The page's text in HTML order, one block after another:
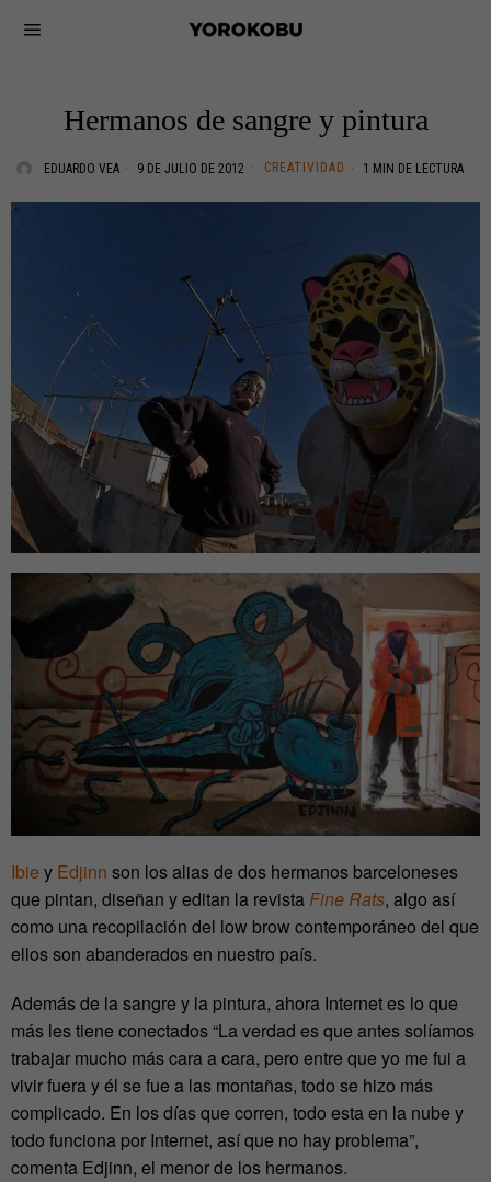
Hermanos de sangre y pintura
EDUARDO VEA 9 DE JULIO DE 2012 CREATIVIDAD 1 MIN DE LECTURA
Ibie y Edjinn son los alias de dos hermanos barceloneses
que pintan, diseñan y editan la revistaFine Rats, algo así
como una recopilación del low brow contemporáneo del que
ellos son abanderados en nuestro país.
Además de la sangre y la pintura, ahora Internet es lo que
más les tiene conectados “La verdad es que antes solíamos
trabajar mucho más cara a cara, pero entre que yo me fui a
vivir fuera y él se fue a las montañas, todo se hizo más
complicado. En los días que corren, todo esta en la nube y
todo funciona por Internet, así que no hay problema”,
comenta Edjinn, el menor de los hermanos.